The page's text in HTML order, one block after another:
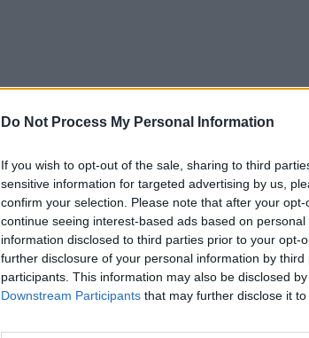
Do Not Process My Personal Information
If you wish to opt-out of the sale, sharing to third
sensitive information for targeted advertising by us,
confirm your selection. Please note that after your
continue seeing interest-based ads based on
information disclosed to third parties prior to your opt-
further disclosure of your personal information by third
participants. This information may also be disclosed
Downstream Participants that may further disclose it